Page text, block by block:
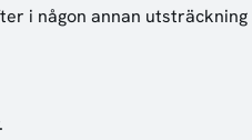
i någon annan utsträckning